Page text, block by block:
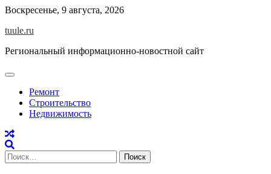
Skip
content
Воскресенье, 9 августа, 2026
tuule.ru
Региональный информационно-новостной сайт
Ремонт
Строительство
Недвижимость
Найти: